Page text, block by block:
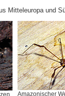
Mitteleuropa und
Amazonischer